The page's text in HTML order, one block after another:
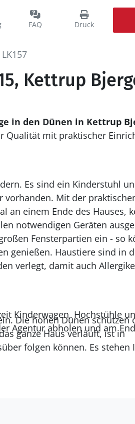
FAQ Druck
Kettrup
in den Dünen in Kettrup
Qualität mit praktischer
Es sind ein Kinderstuhl
vorhanden. Mit der
Ende des Hauses, können die
notwendigen Geräten
Fensterpartien ein - so
genießen. Haustiere sind in
verlegt, damit auch
Die hohen Dünen schützen
folgen können. Es stehen
Wegesystem können Sie
Kinderwagen, Hochstühle
Agentur abholen und am